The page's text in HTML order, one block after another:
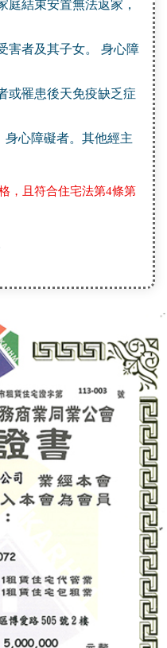
庭結束安置無法返家，
害者及其子女。 身心障
或罹患後天免疫缺乏症
身心障礙者。其他經主
，且符合住宅法第4條第